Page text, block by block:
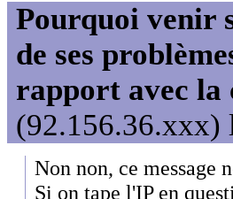
Pourquoi venir
de ses
rapport avec la
(92.156.36.xxx)
Non non, ce message
Si on tape l'IP en